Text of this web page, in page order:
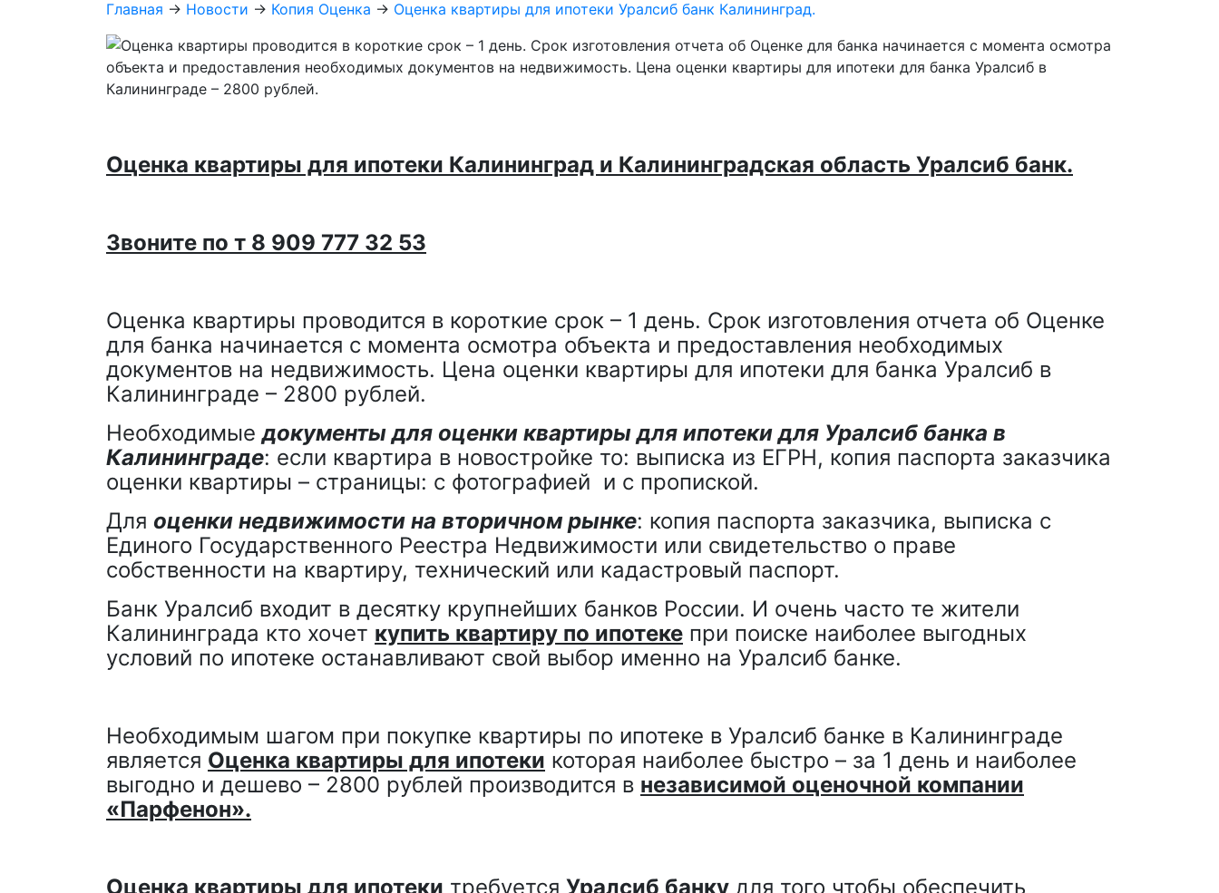
Главная → Новости → Копия Оценка -> Оценка квартиры для ипотеки Уралсиб банк Калининград.
Оценка квартиры для ипотеки Калининград и Калининградская область Уралсиб банк.
Звоните по т 8 909 777 32 53
Оценка квартиры проводится в короткие срок – 1 день. Срок изготовления отчета об Оценке
для банка начинается с момента осмотра объекта и предоставления необходимых
документов на недвижимость. Цена оценки квартиры для ипотеки для банка Уралсиб в
Калининграде – 2800 рублей.
Необходимыедокументы для оценки квартиры для ипотеки для Уралсиб банка в
Калининграде: если квартира в новостройке то: выписка из ЕГРН, копия паспорта заказчика
оценки квартиры – страницы: с фотографией и с пропиской.
Для оценки недвижимости на вторичном рынке: копия паспорта заказчика, выписка с
Единого Государственного Реестра Недвижимости или свидетельство о праве
собственности на квартиру, технический или кадастровый паспорт.
Банк Уралсиб входит в десятку крупнейших банков России. И очень часто те жители
Калининграда кто хочет купить квартиру по ипотеке при поиске наиболее выгодных
условий по ипотеке останавливают свой выбор именно на Уралсиб банке.
Необходимым шагом при покупке квартиры по ипотеке в Уралсиб банке в Калининграде
является Оценка квартиры для ипотеки которая наиболее быстро – за 1 день и наиболее
выгодно и дешево – 2800 рублей производится в независимой оценочной компании
«Парфенон».
Оценка квартиры для ипотеки требуется Уралсиб банку для того чтобы обеспечить